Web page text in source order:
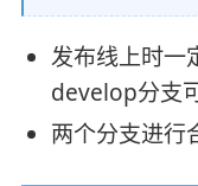
发布线上时一
develop分支
两个分支进行